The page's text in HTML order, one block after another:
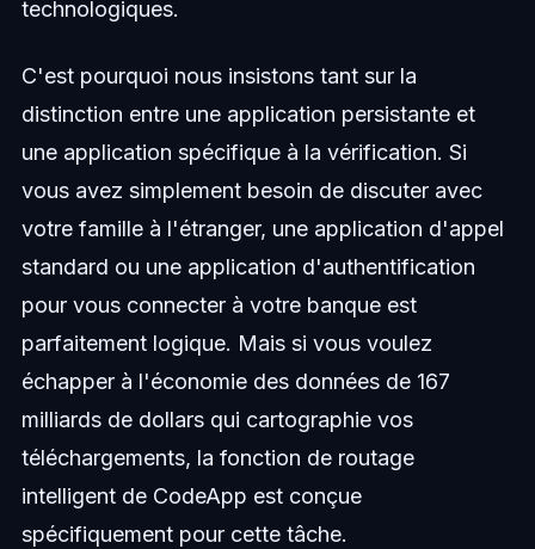
technologiques.
C'est pourquoi nous insistons tant sur la
distinction entre une application persistante et
une application spécifique à la vérification. Si
vous avez simplement besoin de discuter avec
votre famille à l'étranger, une application d'appel
standard ou une application d'authentification
pour vous connecter à votre banque est
parfaitement logique. Mais si vous voulez
échapper à l'économie des données de 167
milliards de dollars qui cartographie vos
téléchargements, la fonction de routage
intelligent de CodeApp est conçue
spécifiquement pour cette tâche.